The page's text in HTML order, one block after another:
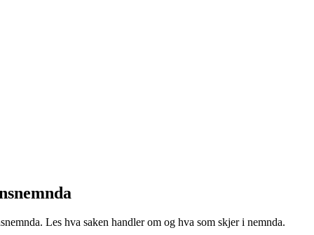
Les hva saken handler om og hva som skjer i nemnda.